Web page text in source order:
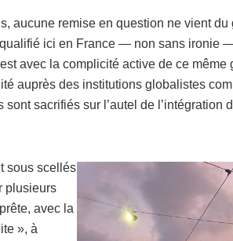
aucune remise en question ne vient du
ici en France — non sans ironie —
avec la complicité active de ce même
auprès des institutions globalistes
sacrifiés sur l’autel de l’intégration
sous scellés
plusieurs
avec la
», à